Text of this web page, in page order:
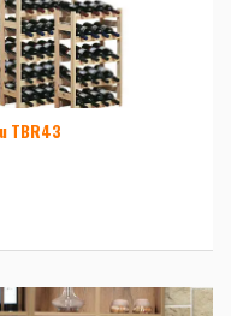
TBR43